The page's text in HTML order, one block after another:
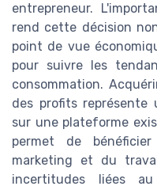
entrepreneur.
rend cette décision
point de vue
pour suivre les
consommation.
des profits représente
sur une plateforme
permet de
marketing et du
incertitudes liées